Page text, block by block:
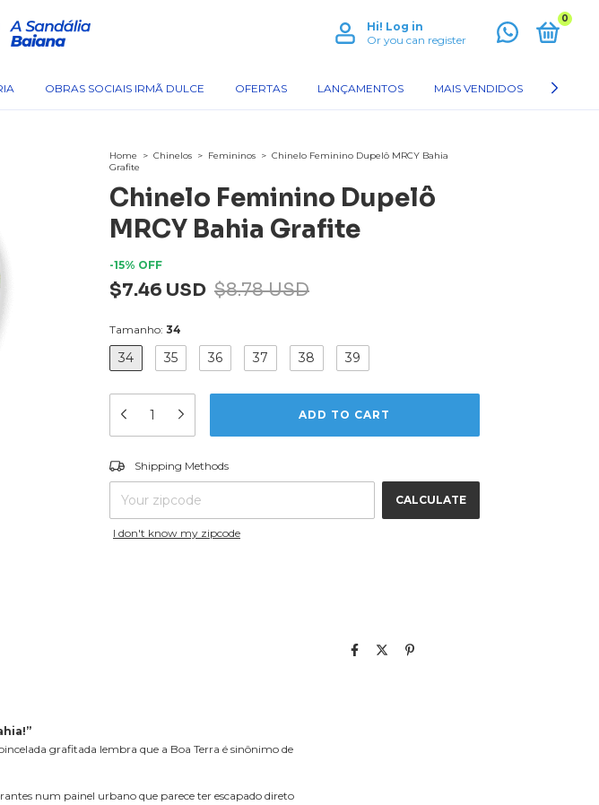
Hi! Log in
Or you can register
0
OBRAS SOCIAIS IRMÃ DULCE OFERTAS LANÇAMENTOS MAIS VENDIDOS COMO
Home > Chinelos > Femininos > Chinelo Feminino Dupelô MRCY Bahia
Grafite
Chinelo Feminino Dupelô
MRCY Bahia Grafite
-15% OFF
$7.46 USD $8.78 USD
Tamanho: 34
34 35 36 37 38 39
Shipping for zipcode:
Shipping Methods
CALCULATE
I don't know my zipcode
grafitada lembra que a Boa Terra é sinônimo de
num painel urbano que parece ter escapado direto